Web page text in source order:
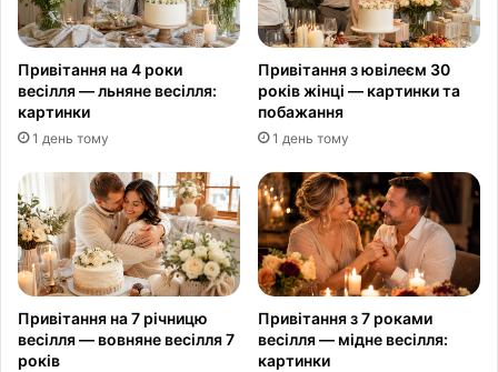
Привітання на 4 роки
весілля — льняне весілля:
картинки
1 день тому
Привітання з ювілеєм 30
років жінці — картинки та
побажання
1 день тому
Привітання на 7 річницю
весілля — вовняне весілля 7
років
Привітання з 7 роками
весілля — мідне весілля:
картинки